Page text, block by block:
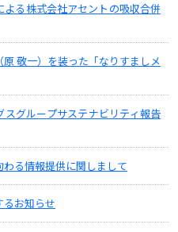
よる株式会社アセントの吸収合併
原 敬一）を装った「なりすましメ
スグループサステナビリティ報告
る情報提供に関しまして
るお知らせ